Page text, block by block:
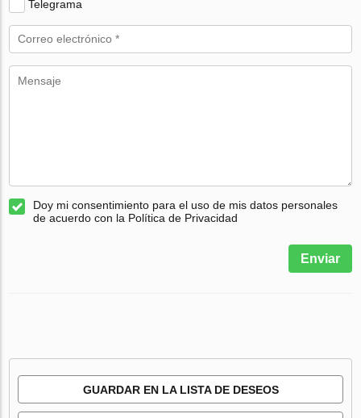
Telegrama
Doy mi consentimiento para el uso de mis datos personales
de acuerdo con la Política de Privacidad
Enviar
GUARDAR EN LA LISTA DE DESEOS